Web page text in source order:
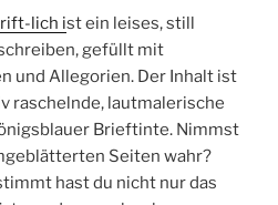
lich ist ein leises, still
gefüllt mit
und Allegorien. Der Inhalt ist
raschelnde, lautmalerische
Brieftinte. Nimmst
Seiten wahr?
hast du nicht nur das